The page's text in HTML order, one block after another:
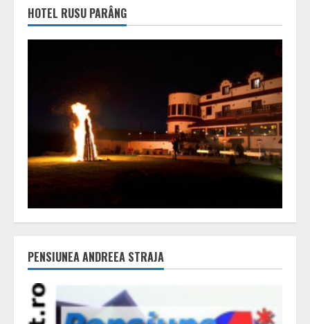
HOTEL RUSU PARÂNG
PENSIUNEA ANDREEA STRAJA